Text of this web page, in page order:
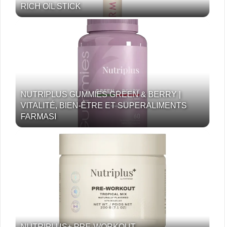
RICH OIL STICK
NUTRIPLUS GUMMIES GREEN & BERRY |
VITALITÉ, BIEN-ÊTRE ET SUPERALIMENTS
FARMASI